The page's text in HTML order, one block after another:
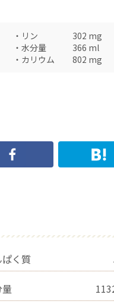
・ リン 302 mg
・ 水分量 366 ml
・ カリウム 802 mg
ぱく質